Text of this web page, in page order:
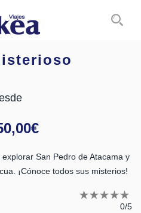
€
San Pedro de Atacama y
¡Cónoce todos sus misterios!
0/5